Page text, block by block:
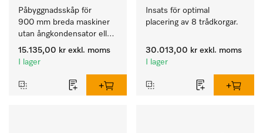
Påbyggnadsskåp för
900 mm breda maskiner
utan ångkondensator eller
torkaggregat.
15.135,00 kr exkl. moms
I lager
Insats för optimal
placering av 8 trådkorgar.
30.013,00 kr exkl. moms
I lager